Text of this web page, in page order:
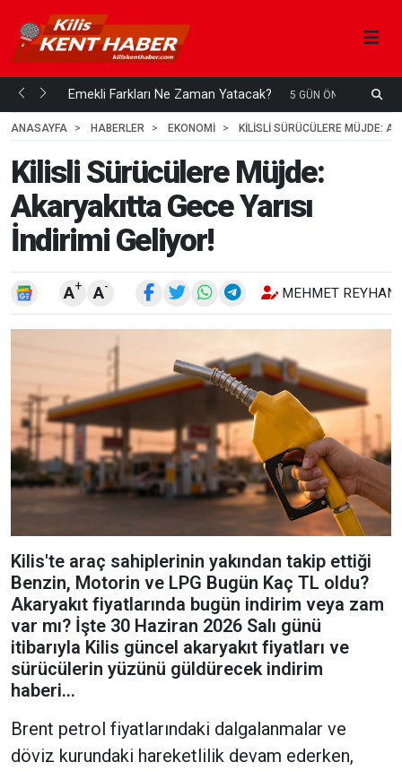
mi... Emekli Farkları Ne Zaman Yatacak? 5 GÜN ÖNCE
ANASAYFA
HABERLER EKONOMİ KILISLI SÜRÜCÜLERE MÜJDE:
Kilisli Sürücülere Müjde:
Akaryakıtta Gece Yarısı
İndirimi Geliyor!
A+ A- MEHMET
Kilis'te araç sahiplerinin yakından takip ettiği
Benzin, Motorin ve LPG Bugün Kaç TL oldu?
Akaryakıt fiyatlarında bugün indirim veya zam
var mı? İşte 30 Haziran 2026 Salı günü
itibarıyla Kilis güncel akaryakıt fiyatları ve
sürücülerin yüzünü güldürecek indirim
haberi...
Brent petrol fiyatlarındaki dalgalanmalar ve
döviz kurundaki hareketlilik devam ederken,